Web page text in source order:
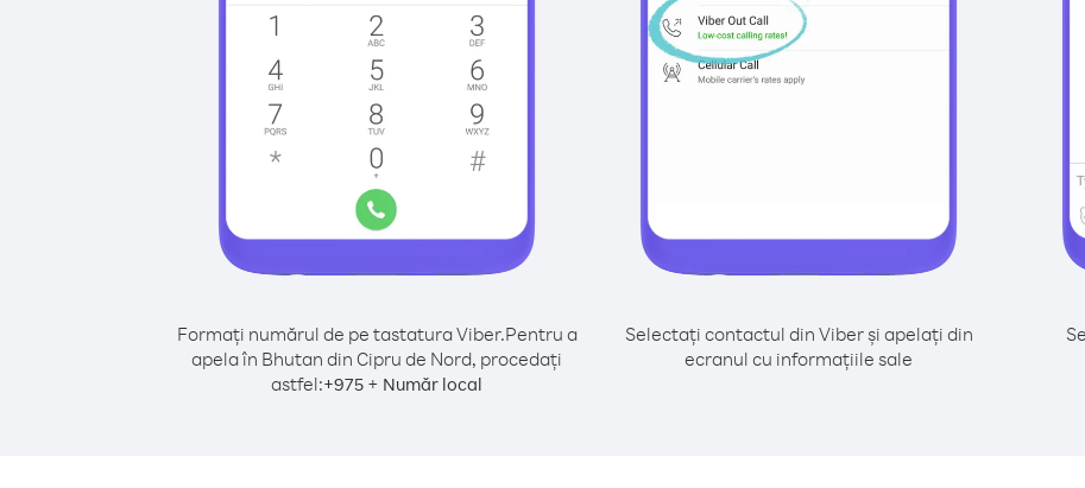
Formați numărul de pe tastatura Viber.Pentru a
apela în Bhutan din Cipru de Nord, procedați
astfel:+975 + Număr local
Selectați contactul din Viber și apelați din
ecranul cu informațiile sale